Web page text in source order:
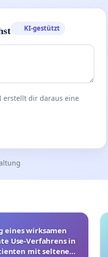
KI-gestützt
erstellt dir daraus eine
eines wirksamen
Use-Verfahrens in
mit seltenen